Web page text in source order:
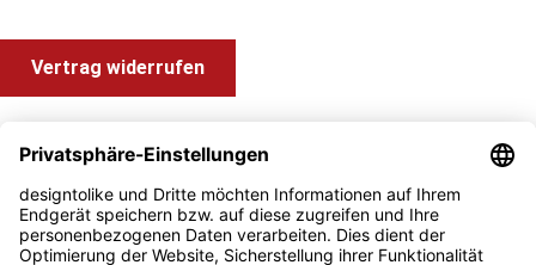
Vertrag widerrufen
Information und Impressum